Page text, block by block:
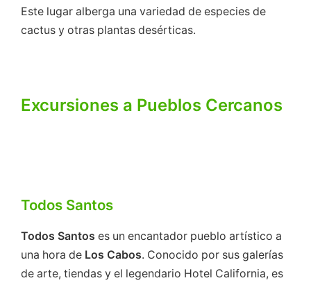
Este lugar alberga una variedad de especies de
cactus y otras plantas desérticas.
Excursiones a Pueblos Cercanos
Todos Santos
Todos Santos es un encantador pueblo artístico a
una hora de Los Cabos. Conocido por sus galerías
de arte, tiendas y el legendario Hotel California, es